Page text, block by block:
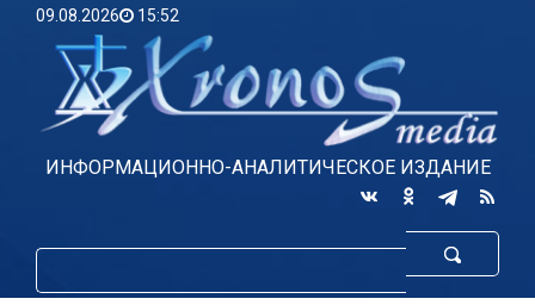
09.08.2026 15:52
ИНФОРМАЦИОННО-АНАЛИТИЧЕСКОЕ ИЗДАНИЕ